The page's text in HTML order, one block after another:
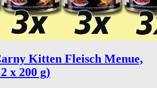
Kitten Fleisch Menue,
x 200 g)